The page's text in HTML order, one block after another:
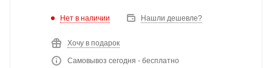
Нет в наличии Нашли дешевле?
Хочу в подарок
Самовывоз сегодня - бесплатно